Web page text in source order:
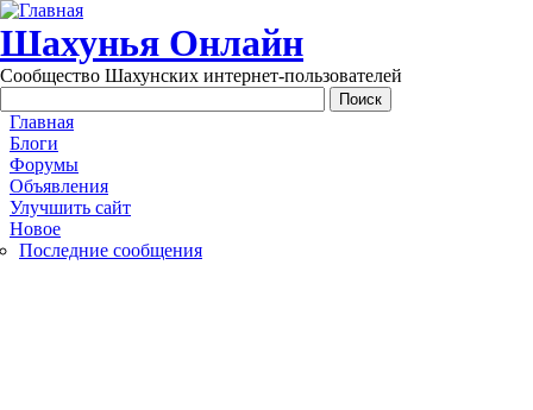
Перейти к основному содержанию
Шахунья Онлайн
Сообщество Шахунских интернет-пользователей
Main menu
Главная
Блоги
Форумы
Объявления
Улучшить сайт
Новое
Последние сообщения